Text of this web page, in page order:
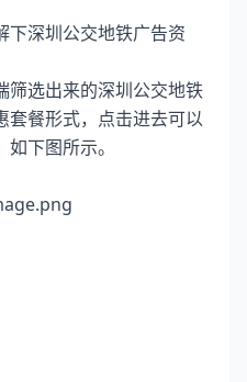
下深圳公交地铁广告资
筛选出来的深圳公交地铁
套餐形式，点击进去可以
下图所示。